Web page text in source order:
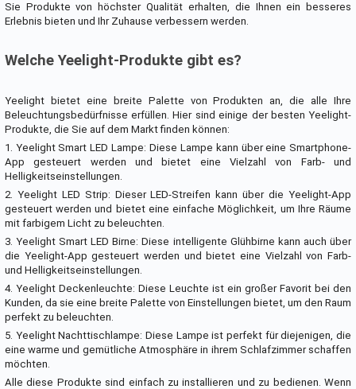
Sie Produkte von höchster Qualität erhalten, die Ihnen ein besseres
Erlebnis bieten und Ihr Zuhause verbessern werden.
Welche Yeelight-Produkte gibt es?
Yeelight bietet eine breite Palette von Produkten an, die alle Ihre
Beleuchtungsbedürfnisse erfüllen. Hier sind einige der besten Yeelight-
Produkte, die Sie auf dem Markt finden können:
1. Yeelight Smart LED Lampe: Diese Lampe kann über eine Smartphone-
App gesteuert werden und bietet eine Vielzahl von Farb- und
Helligkeitseinstellungen.
2. Yeelight LED Strip: Dieser LED-Streifen kann über die Yeelight-App
gesteuert werden und bietet eine einfache Möglichkeit, um Ihre Räume
mit farbigem Licht zu beleuchten.
3. Yeelight Smart LED Birne: Diese intelligente Glühbirne kann auch über
die Yeelight-App gesteuert werden und bietet eine Vielzahl von Farb-
und Helligkeitseinstellungen.
4. Yeelight Deckenleuchte: Diese Leuchte ist ein großer Favorit bei den
Kunden, da sie eine breite Palette von Einstellungen bietet, um den Raum
perfekt zu beleuchten.
5. Yeelight Nachttischlampe: Diese Lampe ist perfekt für diejenigen, die
eine warme und gemütliche Atmosphäre in ihrem Schlafzimmer schaffen
möchten.
Alle diese Produkte sind einfach zu installieren und zu bedienen. Wenn